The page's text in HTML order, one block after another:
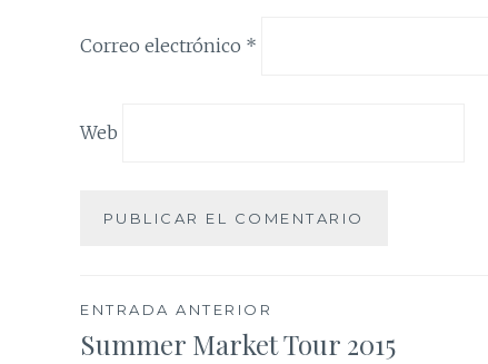
Correo electrónico *
Web
Navegación
ENTRADA ANTERIOR
Summer Market Tour 2015